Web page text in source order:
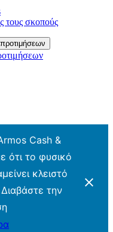
τους σκοπούς
Cash &
ότι το φυσικό
κλειστό
την